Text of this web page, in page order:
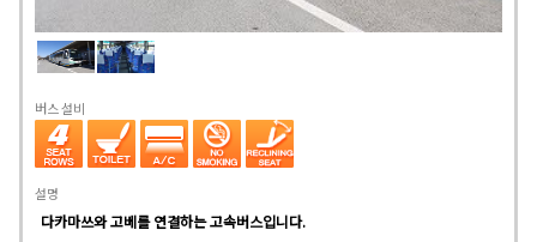
버스 설비
설명
다카마쓰와 고베를 연결하는 고속버스입니다.